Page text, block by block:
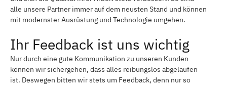
alle unsere Partner immer auf dem neusten Stand und können
mit modernster Ausrüstung und Technologie umgehen.
Ihr Feedback ist uns wichtig
Nur durch eine gute Kommunikation zu unseren Kunden
können wir sichergehen, dass alles reibungslos abgelaufen
ist. Deswegen bitten wir stets um Feedback, denn nur so